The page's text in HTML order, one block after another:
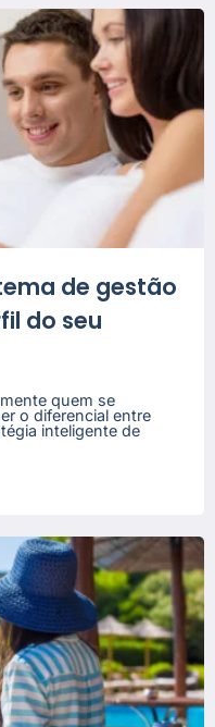
de gestão
do seu
quem se
o diferencial entre
inteligente de